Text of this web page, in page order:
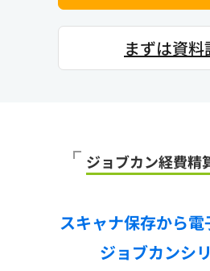
まずは資料
ジョブカン経費精
スキャナ保存から電
ジョブカンシ